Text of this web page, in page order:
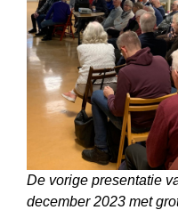
De vorige presentatie
december 2023 met